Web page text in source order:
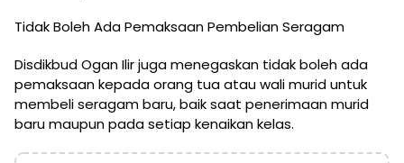
Tidak Boleh Ada Pemaksaan Pembelian Seragam
Disdikbud Ogan Ilir juga menegaskan tidak boleh ada
pemaksaan kepada orang tua atau wali murid untuk
membeli seragam baru, baik saat penerimaan murid
baru maupun pada setiap kenaikan kelas.